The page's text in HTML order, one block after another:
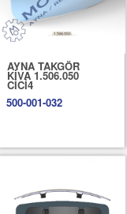
AYNA TAKGÖR
KİVA 1.506.050
CİCİ4
500-001-032